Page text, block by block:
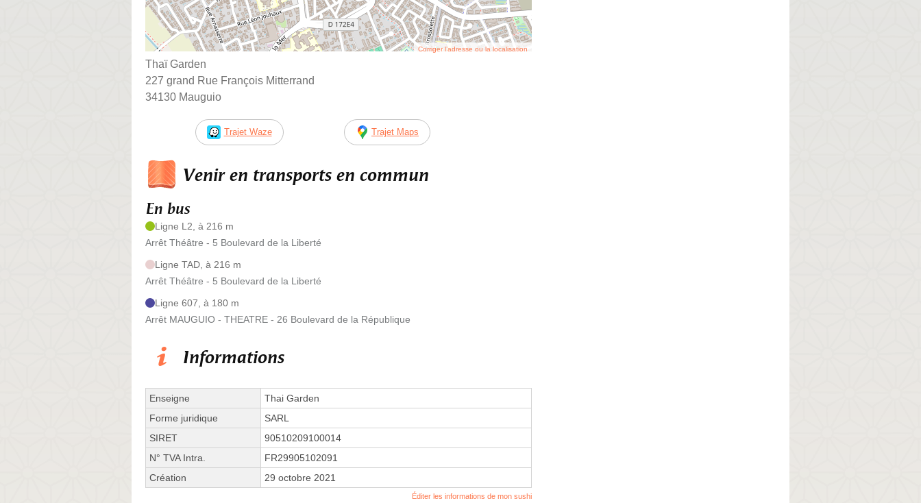
Corriger l’adresse ou la localisation
Thaï Garden
227 grand Rue François Mitterrand
34130 Mauguio
Trajet Waze Trajet Maps
Venir en transports en commun
En bus
Ligne L2, à 216 m
Arrêt Théâtre - 5 Boulevard de la Liberté
Ligne TAD, à 216 m
Arrêt Théâtre - 5 Boulevard de la Liberté
Ligne 607, à 180 m
Arrêt MAUGUIO - THEATRE - 26 Boulevard de la République
Informations
Enseigne
Thai Garden
Forme juridique
SARL
SIRET
90510209100014
N° TVA Intra.
FR29905102091
Création
29 octobre 2021
Éditer les informations de mon sushi